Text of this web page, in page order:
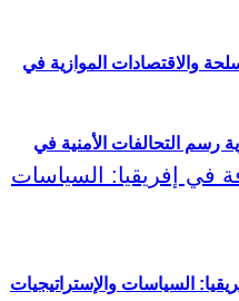
رسم التحالفات الأمنية في
والاقتصادات الموازية في
السياسات والإستراتيجيات